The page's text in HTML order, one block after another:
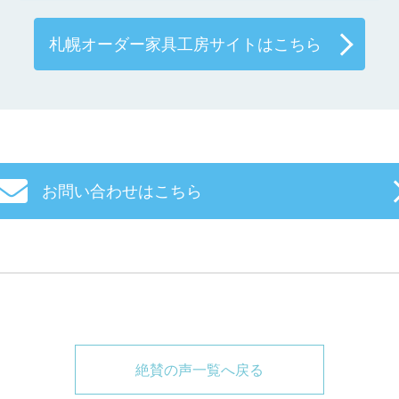
札幌オーダー家具工房サイトはこちら
お問い合わせはこちら
絶賛の声一覧へ戻る